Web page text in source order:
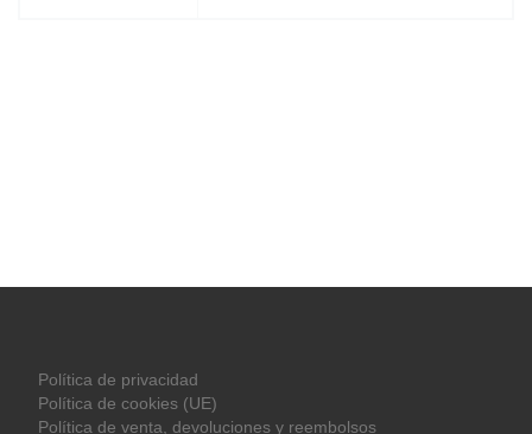
Política de privacidad
Política de cookies (UE)
Política de venta, devoluciones y reembolsos